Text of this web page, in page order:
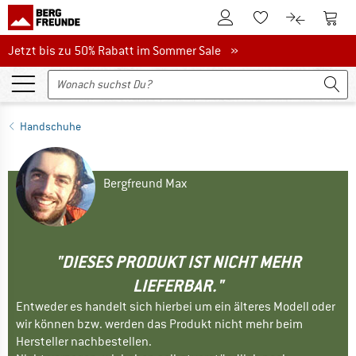
Zum KundenkontoZum Merkzettel.
Zum Zum
Jetzt bis zu 50% Rabatt im Sommer Sale
Jetzt bis zu 50% Rabatt im Sommer Sale »
Handschuhe
Bergfreund Max
"DIESES PRODUKT IST NICHT MEHR
LIEFERBAR."
Entweder es handelt sich hierbei um ein älteres Modell oder
wir können bzw. werden das Produkt nicht mehr beim
Hersteller nachbestellen.